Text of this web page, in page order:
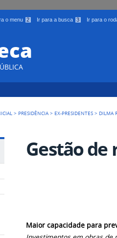
o menu 2 Ir para a busca 3 Ir para o
> PRESIDÊNCIA > EX-PRESIDENTES > DILMA
Gestão de
Maior capacidade para